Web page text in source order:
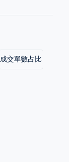
成交單數占比